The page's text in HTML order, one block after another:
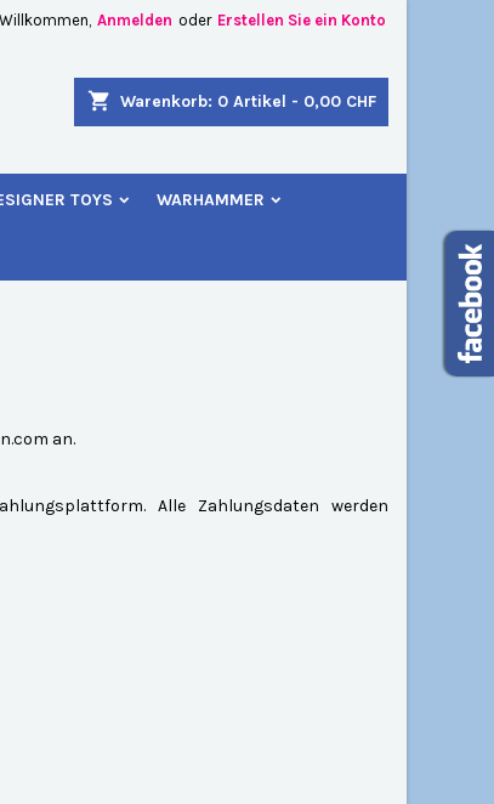
Willkommen, Anmelden oder Erstellen Sie ein Konto
shopping_cart Warenkorb: 0 Artikel - 0,00 CHF
TOYS WARHAMMER
an.
Alle Zahlungsdaten werden